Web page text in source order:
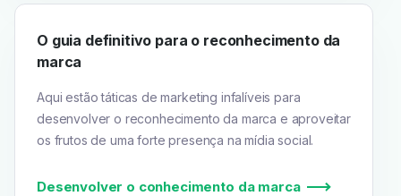
O guia definitivo para o reconhecimento da
marca
Aqui estão táticas de marketing infalíveis para
desenvolver o reconhecimento da marca e aproveitar
os frutos de uma forte presença na mídia social.
Desenvolver o conhecimento da marca